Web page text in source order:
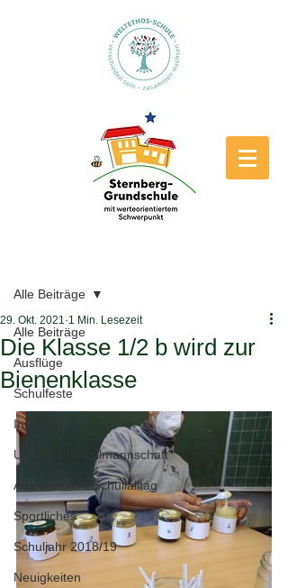
Alle Beiträge
Ausflüge
Schulfeste
Interviews
Unsere Fußballmannschaft
Aus unserem Schullalltag
Sportliches
Schuljahr 2018/19
Neuigkeiten
Alle Beiträge
Die Klasse 1/2 b wird zur
Bienenklasse
29. Okt. 2021 1 Min. Lesezeit